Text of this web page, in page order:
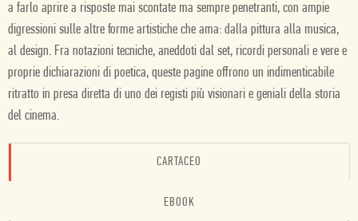
a farlo aprire a risposte mai scontate ma sempre penetranti, con ampie
digressioni sulle altre forme artistiche che ama: dalla pittura alla musica,
al design. Fra notazioni tecniche, aneddoti dal set, ricordi personali e vere e
proprie dichiarazioni di poetica, queste pagine offrono un indimenticabile
ritratto in presa diretta di uno dei registi più visionari e geniali della storia
del cinema.
CARTACEO
EBOOK